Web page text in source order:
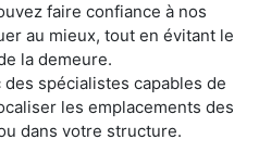
faire confiance à nos
au mieux, tout en évitant le
la demeure.
spécialistes capables de
les emplacements des
dans votre structure.